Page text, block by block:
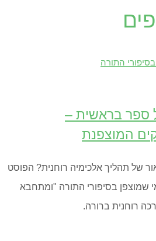
ספר בראשית –
המוצפנת
של תהליך אלכימיה רוחנית? הפוסט
שמוצפן בסיפורי התורה "ומתחבא
רוחנית ברורה.